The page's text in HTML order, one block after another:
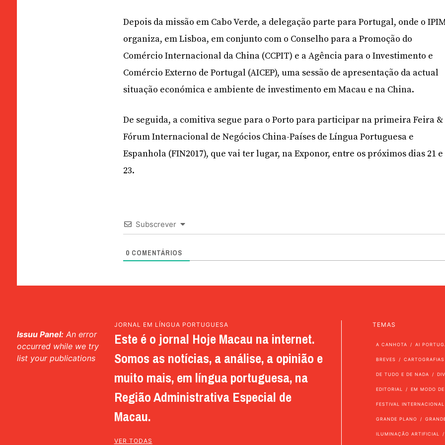
Depois da missão em Cabo Verde, a delegação parte para Portugal, onde o
organiza, em Lisboa, em conjunto com o Conselho para a Promoção do
Comércio Internacional da China (CCPIT) e a Agência para o Investimento e
Comércio Externo de Portugal (AICEP), uma sessão de apresentação da actual
situação económica e ambiente de investimento em Macau e na China.
De seguida, a comitiva segue para o Porto para participar na primeira Feira &
Fórum Internacional de Negócios China-Países de Língua Portuguesa e
Espanhola (FIN2017), que vai ter lugar, na Exponor, entre os próximos dias 21 e
23.
Subscrever
0 COMENTÁRIOS
Issuu Panel: An error
occurred while we try
list your publications
JORNAL EM LÍNGUA PORTUGUESA
Este é o jornal Hoje Macau na internet.
Somos as notícias, a análise, a opinião e
muito mais, em língua portuguesa, na
Região Administrativa Especial de
Macau.
VER TODAS
TEMAS
A CANHOTA AI
BREVES CARTOGRAFIAS
DE TUDO E DE NADA
EDITORIAL EM MODO
FESTIVAL
GRANDE PLANO
ILUMINAÇÃO ARTIFICIAL